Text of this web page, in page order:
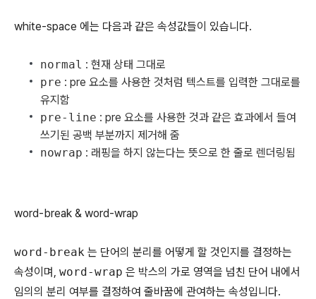
white-space 에는 다음과 같은 속성값들이 있습니다.
normal : 현재 상태 그대로
pre : pre 요소를 사용한 것처럼 텍스트를 입력한 그대로를
유지함
pre-line : pre 요소를 사용한 것과 같은 효과에서 들여
쓰기된 공백 부분까지 제거해 줌
nowrap : 래핑을 하지 않는다는 뜻으로 한 줄로 렌더링됨
word-break & word-wrap
word-break 는 단어의 분리를 어떻게 할 것인지를 결정하는
속성이며, word-wrap 은 박스의 가로 영역을 넘친 단어 내에서
임의의 분리 여부를 결정하여 줄바꿈에 관여하는 속성입니다.